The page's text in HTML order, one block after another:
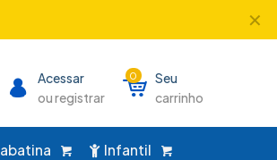
✕
Acessar
ou registrar
0
Seu
carrinho
Infantil